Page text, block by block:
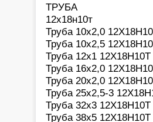
ТРУБА
12х18н10т
Труба 10х2,0
Труба 10х2,5
Труба 12х1
Труба 16х2,0
Труба 20х2,0
Труба 25х2,5-3
Труба 32х3 12Х18Н10Т
Труба 38х5